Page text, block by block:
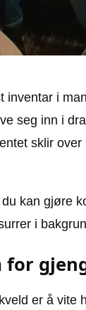
inventar i
seg inn i
sklir
kan gjøre
i
er å vite